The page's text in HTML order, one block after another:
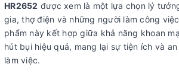
HR2652 được xem là một lựa chọn lý
gia, thợ điện và những người làm công
phẩm này kết hợp giữa khả năng khoan
hút bụi hiệu quả, mang lại sự tiện ích và
làm việc.